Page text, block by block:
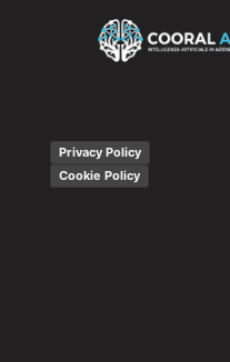
Privacy Policy
Cookie Policy